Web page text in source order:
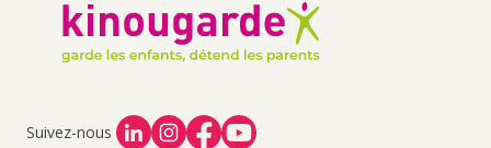
Suivez-nous